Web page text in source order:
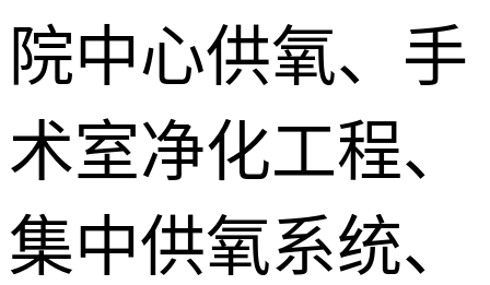
院中心供氧、手
术室净化工程、
集中供氧系统、